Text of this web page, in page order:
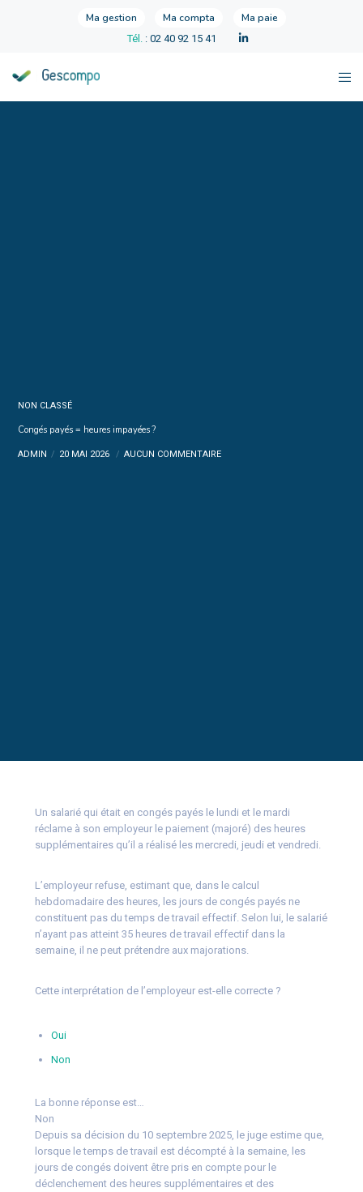
Ma gestion Ma compta Ma paie
Tél. : 02 40 92 15 41
NON CLASSÉ
Congés payés = heures impayées ?
ADMIN 20 MAI 2026 AUCUN COMMENTAIRE
Un salarié qui était en congés payés le lundi et le mardi
réclame à son employeur le paiement (majoré) des heures
supplémentaires qu’il a réalisé les mercredi, jeudi et vendredi.
L’employeur refuse, estimant que, dans le calcul
hebdomadaire des heures, les jours de congés payés ne
constituent pas du temps de travail effectif. Selon lui, le salarié
n’ayant pas atteint 35 heures de travail effectif dans la
semaine, il ne peut prétendre aux majorations.
Cette interprétation de l’employeur est-elle correcte ?
Oui
Non
La bonne réponse est…
Non
Depuis sa décision du 10 septembre 2025, le juge estime que,
lorsque le temps de travail est décompté à la semaine, les
jours de congés doivent être pris en compte pour le
déclenchement des heures supplémentaires et des